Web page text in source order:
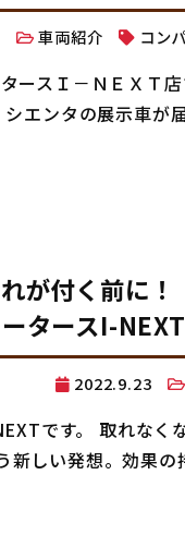
車両紹介 コン
ースＩ－ＮＥＸＴ
エンタの展示車
が付く前に
タースI-NEXT
2022.9.23
です。 取れなく
新しい発想。効果